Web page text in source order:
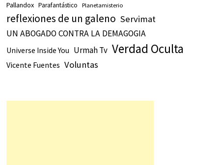
Pallandox Parafantástico Planetamisterio
reflexiones de un galeno Servimat
UN ABOGADO CONTRA LA DEMAGOGIA
Universe Inside You Urmah Tv Verdad Oculta
Vicente Fuentes Voluntas